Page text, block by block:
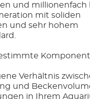
und millionenfach
mit soliden
und sehr hohem
Verhältnis
und
in Ihrem